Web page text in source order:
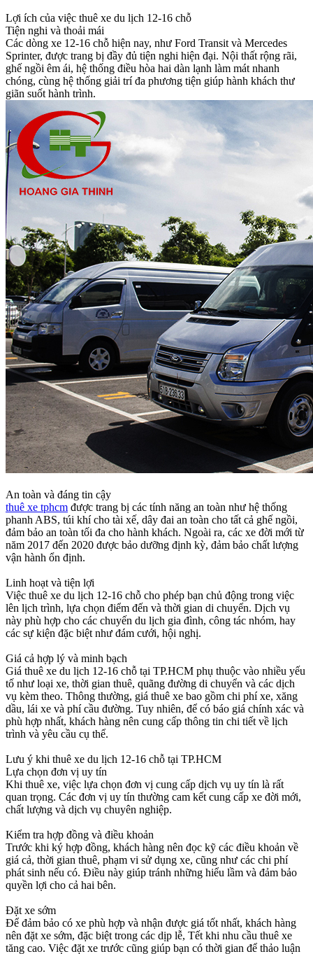
Lợi ích của việc thuê xe du lịch 12-16 chỗ
Tiện nghi và thoải mái
Các dòng xe 12-16 chỗ hiện nay, như Ford Transit và Mercedes
Sprinter, được trang bị đầy đủ tiện nghi hiện đại. Nội thất rộng rãi,
ghế ngồi êm ái, hệ thống điều hòa hai dàn lạnh làm mát nhanh
chóng, cùng hệ thống giải trí đa phương tiện giúp hành khách thư
giãn suốt hành trình.
An toàn và đáng tin cậy
thuê xe tphcm được trang bị các tính năng an toàn như hệ thống
phanh ABS, túi khí cho tài xế, dây đai an toàn cho tất cả ghế ngồi,
đảm bảo an toàn tối đa cho hành khách. Ngoài ra, các xe đời mới từ
năm 2017 đến 2020 được bảo dưỡng định kỳ, đảm bảo chất lượng
vận hành ổn định.
Linh hoạt và tiện lợi
Việc thuê xe du lịch 12-16 chỗ cho phép bạn chủ động trong việc
lên lịch trình, lựa chọn điểm đến và thời gian di chuyển. Dịch vụ
này phù hợp cho các chuyến du lịch gia đình, công tác nhóm, hay
các sự kiện đặc biệt như đám cưới, hội nghị.
Giá cả hợp lý và minh bạch
Giá thuê xe du lịch 12-16 chỗ tại TP.HCM phụ thuộc vào nhiều yếu
tố như loại xe, thời gian thuê, quãng đường di chuyển và các dịch
vụ kèm theo. Thông thường, giá thuê xe bao gồm chi phí xe, xăng
dầu, lái xe và phí cầu đường. Tuy nhiên, để có báo giá chính xác và
phù hợp nhất, khách hàng nên cung cấp thông tin chi tiết về lịch
trình và yêu cầu cụ thể.
Lưu ý khi thuê xe du lịch 12-16 chỗ tại TP.HCM
Lựa chọn đơn vị uy tín
Khi thuê xe, việc lựa chọn đơn vị cung cấp dịch vụ uy tín là rất
quan trọng. Các đơn vị uy tín thường cam kết cung cấp xe đời mới,
chất lượng và dịch vụ chuyên nghiệp.
Kiểm tra hợp đồng và điều khoản
Trước khi ký hợp đồng, khách hàng nên đọc kỹ các điều khoản về
giá cả, thời gian thuê, phạm vi sử dụng xe, cũng như các chi phí
phát sinh nếu có. Điều này giúp tránh những hiểu lầm và đảm bảo
quyền lợi cho cả hai bên.
Đặt xe sớm
Để đảm bảo có xe phù hợp và nhận được giá tốt nhất, khách hàng
nên đặt xe sớm, đặc biệt trong các dịp lễ, Tết khi nhu cầu thuê xe
tăng cao. Việc đặt xe trước cũng giúp bạn có thời gian để thảo luận